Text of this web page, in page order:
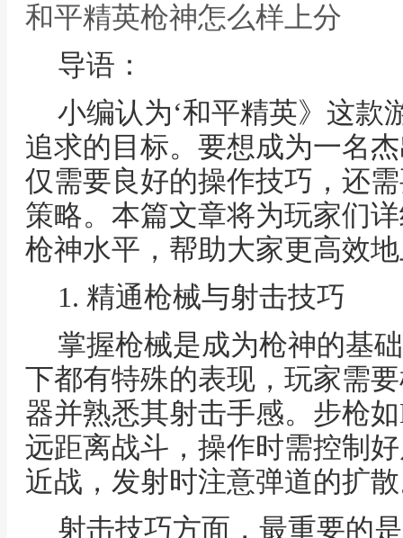
和平精英枪神怎么样上分
导语：
小编认为‘和平精英》这款
追求的目标。要想成为一名
仅需要良好的操作技巧，还
策略。本篇文章将为玩家们
枪神水平，帮助大家更高效
1. 精通枪械与射击技巧
掌握枪械是成为枪神的基
下都有特殊的表现，玩家需
器并熟悉其射击手感。步枪
远距离战斗，操作时需控制
近战，发射时注意弹道的扩
射击技巧方面，最重要的